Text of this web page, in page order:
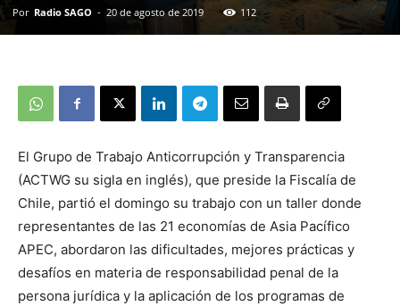
Por Radio SAGO - 20 de agosto de 2019 112
El Grupo de Trabajo Anticorrupción y Transparencia
(ACTWG su sigla en inglés), que preside la Fiscalía de
Chile, partió el domingo su trabajo con un taller donde
representantes de las 21 economías de Asia Pacífico
APEC, abordaron las dificultades, mejores prácticas y
desafíos en materia de responsabilidad penal de la
persona jurídica y la aplicación de los programas de